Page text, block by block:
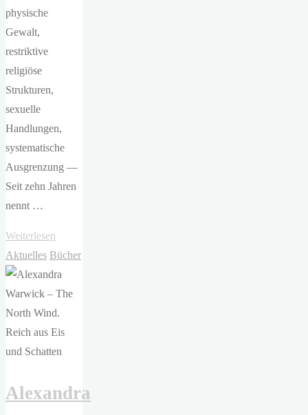
physische
Gewalt,
restriktive
religiöse
Strukturen,
sexuelle
Handlungen,
systematische
Ausgrenzung —
Seit zehn Jahren
nennt …
Weiterlesen
Warwick
–
The
West
Wind.
Reich
Licht
Aktuelles Bücher
Alexandra